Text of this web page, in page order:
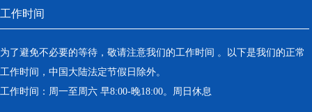
工作时间
为了避免不必要的等待，敬请注意我们的工作时间 。以下是我们的正常
工作时间，中国大陆法定节假日除外。
工作时间：周一至周六 早8:00-晚18:00。周日休息